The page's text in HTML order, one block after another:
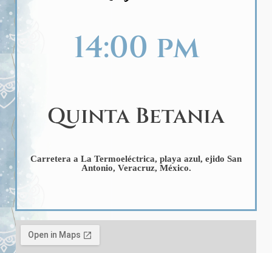
14:00 pm
Quinta Betania
Carretera a La Termoeléctrica, playa azul, ejido San
Antonio, Veracruz, México.